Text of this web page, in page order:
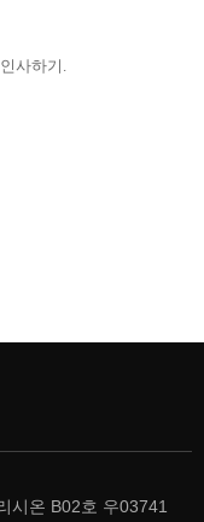
사하기.
시온 B02호 우03741